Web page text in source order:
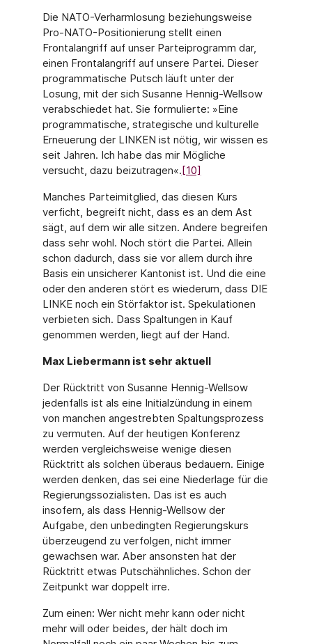
Die NATO-Verharmlosung beziehungsweise
Pro-NATO-Positionierung stellt einen
Frontalangriff auf unser Parteiprogramm dar,
einen Frontalangriff auf unsere Partei. Dieser
programmatische Putsch läuft unter der
Losung, mit der sich Susanne Hennig-Wellsow
verabschiedet hat. Sie formulierte: »Eine
programmatische, strategische und kulturelle
Erneuerung der LINKEN ist nötig, wir wissen es
seit Jahren. Ich habe das mir Mögliche
versucht, dazu beizutragen«.[10]
Manches Parteimitglied, das diesen Kurs
verficht, begreift nicht, dass es an dem Ast
sägt, auf dem wir alle sitzen. Andere begreifen
dass sehr wohl. Noch stört die Partei. Allein
schon dadurch, dass sie vor allem durch ihre
Basis ein unsicherer Kantonist ist. Und die eine
oder den anderen stört es wiederum, dass DIE
LINKE noch ein Störfaktor ist. Spekulationen
verbieten sich. Dass Spaltungen in Kauf
genommen werden, liegt auf der Hand.
Max Liebermann ist sehr aktuell
Der Rücktritt von Susanne Hennig-Wellsow
jedenfalls ist als eine Initialzündung in einem
von manchen angestrebten Spaltungsprozess
zu vermuten. Auf der heutigen Konferenz
werden vergleichsweise wenige diesen
Rücktritt als solchen überaus bedauern. Einige
werden denken, das sei eine Niederlage für die
Regierungssozialisten. Das ist es auch
insofern, als dass Hennig-Wellsow der
Aufgabe, den unbedingten Regierungskurs
überzeugend zu verfolgen, nicht immer
gewachsen war. Aber ansonsten hat der
Rücktritt etwas Putschähnliches. Schon der
Zeitpunkt war doppelt irre.
Zum einen: Wer nicht mehr kann oder nicht
mehr will oder beides, der hält doch im